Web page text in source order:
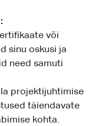
või
sinu oskusi ja
need samuti
projektijuhtimise
täiendavate
kohta.